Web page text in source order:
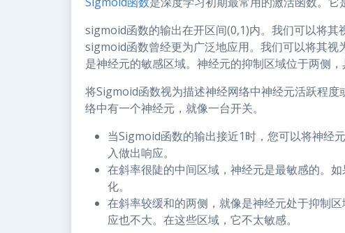
sigmoid函数的输出在开区间(0,1)内。我们可以将其
sigmoid函数曾经更为广泛地应用。我们可以将其
是神经元的敏感区域。神经元的抑制区域位于两侧，
将Sigmoid函数视为描述神经网络中神经元活跃程度
络中有一个神经元，就像一台开关。
当Sigmoid函数的输出接近1时，您可以将神经
入做出响应。
在斜率很陡的中间区域，神经元是最敏感的。
化。
在斜率较缓和的两侧，就像是神经元处于抑制
应也不大。在这些区域，它不太敏感。